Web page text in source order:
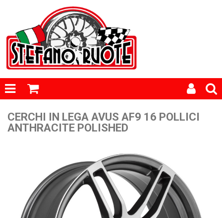
CERCHI IN LEGA AVUS AF9 16 POLLICI
ANTHRACITE POLISHED